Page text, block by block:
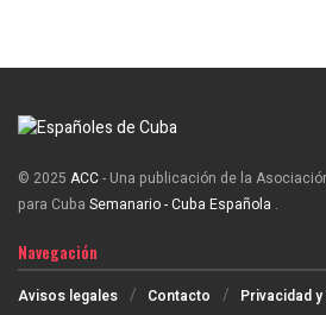
© 2025 ACC- Una publicación de la
para Cuba Semanario - Cuba Española .
Navegación
Avisos legales Contacto
Privacidad